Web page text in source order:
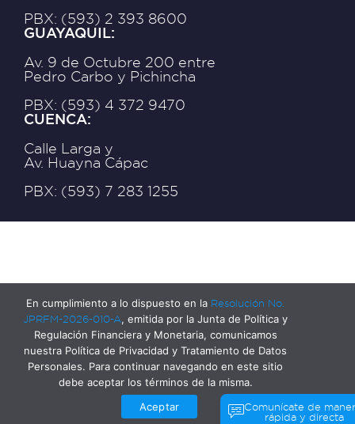
PBX: (593) 2 393 8600
GUAYAQUIL:
Av. 9 de Octubre 200 entre
Pedro Carbo y Pichincha
PBX: (593) 4 372 9470
CUENCA:
Calle Larga y
Av. Huayna Cápac
PBX: (593) 7 283 1255
Comunícate de
rápida y directa
En cumplimiento a lo dispuesto en la Resolución No.
JPRFM-2026-010-A, emitida por la Junta de Política y
Regulación Financiera y Monetaria, comunicamos
nuestra Política de Privacidad y Tratamiento de Datos
Personales. Para continuar navegando en este sitio
debe aceptar los términos de la misma.
Aceptar